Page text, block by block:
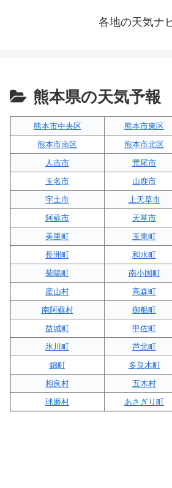
各地の天気ナ
熊本県の天気予報
熊本市中央区 熊本市東区
熊本市南区
熊本市北区
人吉市
荒尾市
玉名市
山鹿市
宇土市
上天草市
阿蘇市
天草市
美里町
玉東町
長洲町
和水町
菊陽町
南小国町
産山村
高森町
南阿蘇村
御船町
益城町
甲佐町
氷川町
芦北町
錦町
多良木町
相良村
五木村
球磨村
あさぎり町